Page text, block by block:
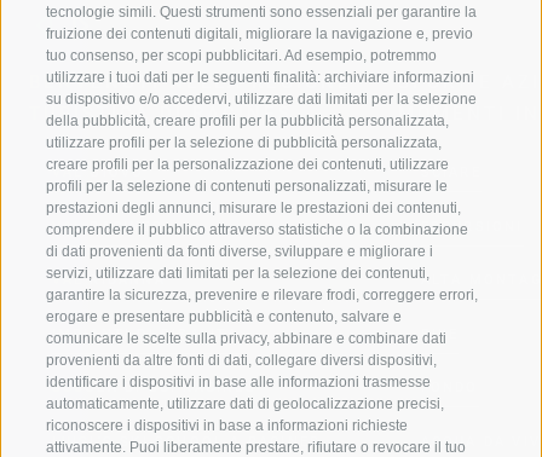
tecnologie simili. Questi strumenti sono essenziali per garantire la
fruizione dei contenuti digitali, migliorare la navigazione e, previo
tuo consenso, per scopi pubblicitari. Ad esempio, potremmo
utilizzare i tuoi dati per le seguenti finalità: archiviare informazioni
su dispositivo e/o accedervi, utilizzare dati limitati per la selezione
della pubblicità, creare profili per la pubblicità personalizzata,
utilizzare profili per la selezione di pubblicità personalizzata,
creare profili per la personalizzazione dei contenuti, utilizzare
profili per la selezione di contenuti personalizzati, misurare le
prestazioni degli annunci, misurare le prestazioni dei contenuti,
comprendere il pubblico attraverso statistiche o la combinazione
di dati provenienti da fonti diverse, sviluppare e migliorare i
servizi, utilizzare dati limitati per la selezione dei contenuti,
garantire la sicurezza, prevenire e rilevare frodi, correggere errori,
erogare e presentare pubblicità e contenuto, salvare e
comunicare le scelte sulla privacy, abbinare e combinare dati
provenienti da altre fonti di dati, collegare diversi dispositivi,
identificare i dispositivi in base alle informazioni trasmesse
automaticamente, utilizzare dati di geolocalizzazione precisi,
riconoscere i dispositivi in base a informazioni richieste
attivamente. Puoi liberamente prestare, rifiutare o revocare il tuo
BENVENUTI NELLA REGIONE
TURISTICA DI RACINES
VAL GIOVO
VAL RACINES
VAL RIDANNA
IMPIANTI DI RISALITA
SCUOLA DI SCI RACINES
LUISL'S SKI SCHOOL A RACINES
SPORT E
MOMENTI
SCIARE
ESCURSIONI
ALTA
BIKE
FONDO
ACQUA DA